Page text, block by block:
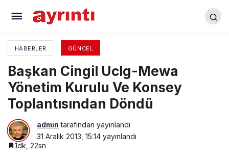
HABERLER GÜNCEL
Başkan Cingil Uclg-Mewa
Yönetim Kurulu Ve Konsey
Toplantısından Döndü
admin tarafından yayınlandı
31 Aralık 2013, 15:14 yayınlandı
1dk, 22sn
Çanakkale 1915 Savaş Malzemeleri Müzesi
Yenişehir’de